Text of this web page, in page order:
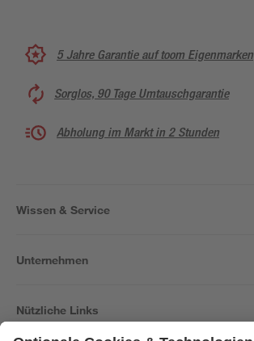
5 Jahre Garantie auf toom Eigenmarken
Sorglos, 90 Tage Umtauschgarantie
Abholung im Markt in 2 Stunden
Wissen & Service
Unternehmen
Nützliche Links